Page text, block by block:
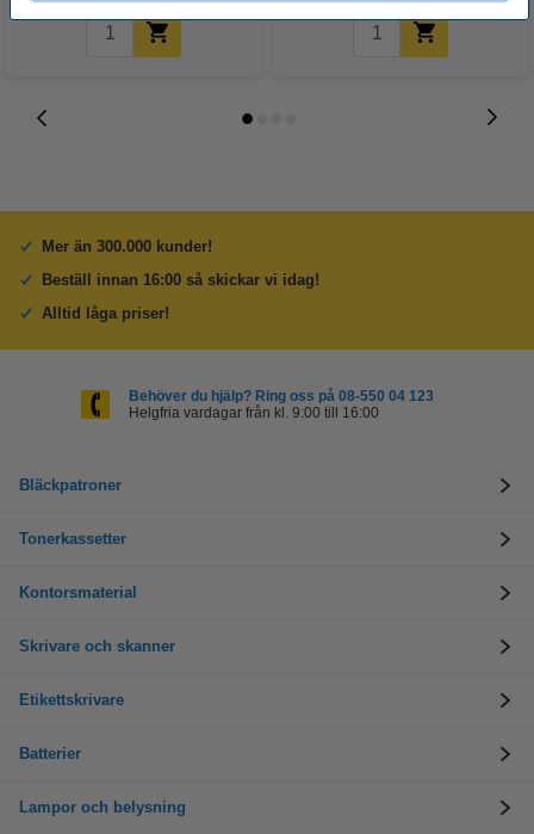
Mer än 300.000 kunder!
Beställ innan 16:00 så skickar vi idag!
Alltid låga priser!
Behöver du hjälp? Ring oss på 08-550 04 123
Helgfria vardagar från kl. 9:00 till 16:00
Bläckpatroner
Tonerkassetter
Kontorsmaterial
Skrivare och skanner
Etikettskrivare
Batterier
Lampor och belysning